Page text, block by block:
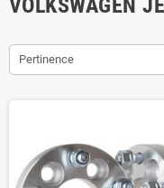
VOLKSWAGEN
Pertinence